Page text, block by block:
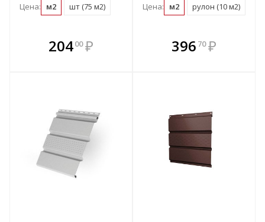
Цена: м2 шт (75 м2)
20400 ₽
В комплекте
всегда выгоднее!
Цена: м2 рулон (10 м2)
В комплекте
всегда выгоднее!
396 70 ₽